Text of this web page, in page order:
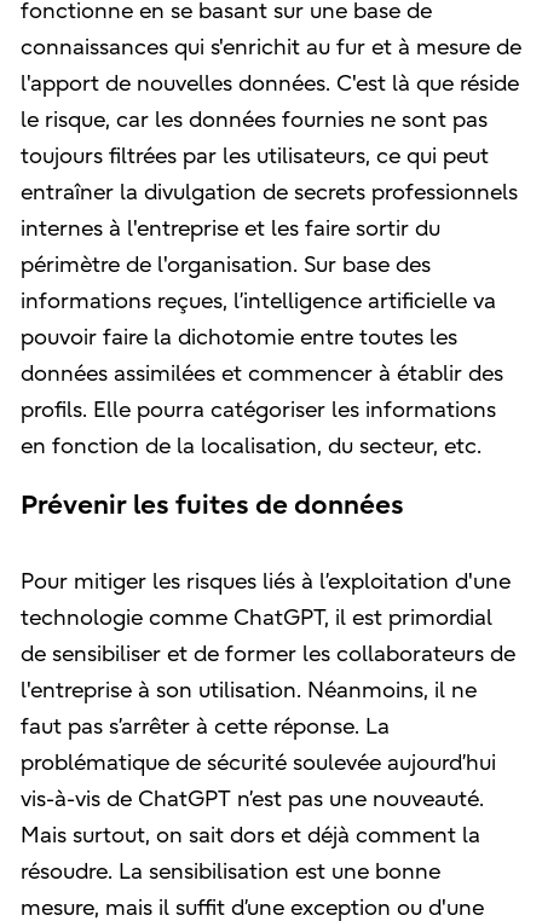
fonctionne en se basant sur une base de
connaissances qui s'enrichit au fur et à mesure de
l'apport de nouvelles données. C'est là que réside
le risque, car les données fournies ne sont pas
toujours filtrées par les utilisateurs, ce qui peut
entraîner la divulgation de secrets professionnels
internes à l'entreprise et les faire sortir du
périmètre de l'organisation. Sur base des
informations reçues, l’intelligence artificielle va
pouvoir faire la dichotomie entre toutes les
données assimilées et commencer à établir des
profils. Elle pourra catégoriser les informations
en fonction de la localisation, du secteur, etc.
Prévenir les fuites de données
Pour mitiger les risques liés à l’exploitation d'une
technologie comme ChatGPT, il est primordial
de sensibiliser et de former les collaborateurs de
l'entreprise à son utilisation. Néanmoins, il ne
faut pas s’arrêter à cette réponse. La
problématique de sécurité soulevée aujourd’hui
vis-à-vis de ChatGPT n’est pas une nouveauté.
Mais surtout, on sait dors et déjà comment la
résoudre. La sensibilisation est une bonne
mesure, mais il suffit d’une exception ou d'une